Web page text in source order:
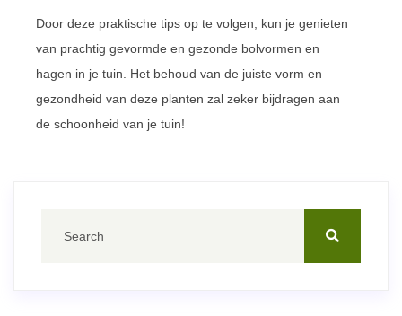
Door deze praktische tips op te volgen, kun je genieten
van prachtig gevormde en gezonde bolvormen en
hagen in je tuin. Het behoud van de juiste vorm en
gezondheid van deze planten zal zeker bijdragen aan
de schoonheid van je tuin!